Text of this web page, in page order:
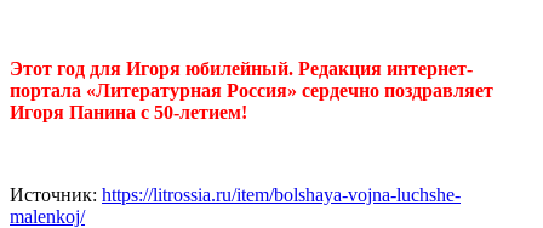
Этот год для Игоря юбилейный. Редакция интернет-
портала «Литературная Россия» сердечно поздравляет
Игоря Панина с 50-летием!
Источник: https://litrossia.ru/item/bolshaya-vojna-luchshe-
malenkoj/